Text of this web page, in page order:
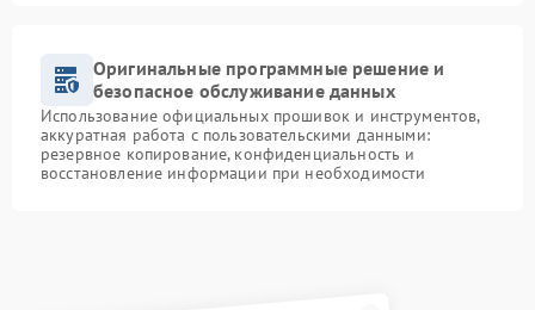
Оригинальные программные решение и
безопасное обслуживание данных
Использование официальных прошивок и инструментов,
аккуратная работа с пользовательскими данными:
резервное копирование, конфиденциальность и
восстановление информации при необходимости